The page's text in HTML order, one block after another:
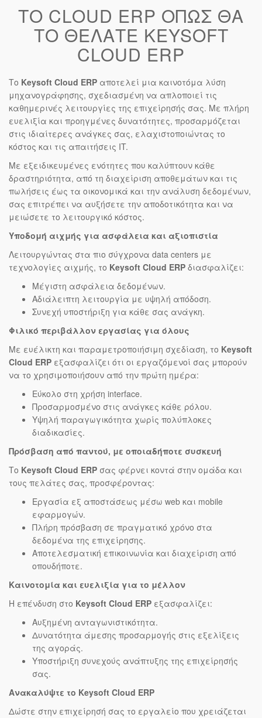
ΤΟ CLOUD ERP ΟΠΩΣ ΘΑ
ΤΟ ΘΕΛΑΤΕ KEYSOFT
CLOUD ERP
Το Keysoft Cloud ERP αποτελεί μια καινοτόμα λύση
μηχανογράφησης, σχεδιασμένη να απλοποιεί τις
καθημερινές λειτουργίες της επιχείρησής σας. Με πλήρη
ευελιξία και προηγμένες δυνατότητες, προσαρμόζεται
στις ιδιαίτερες ανάγκες σας, ελαχιστοποιώντας το
κόστος και τις απαιτήσεις IT.
Με εξειδικευμένες ενότητες που καλύπτουν κάθε
δραστηριότητα, από τη διαχείριση αποθεμάτων και τις
πωλήσεις έως τα οικονομικά και την ανάλυση δεδομένων,
σας επιτρέπει να αυξήσετε την αποδοτικότητα και να
μειώσετε το λειτουργικό κόστος.
Υποδομή αιχμής για ασφάλεια και αξιοπιστία
Λειτουργώντας στα πιο σύγχρονα data centers με
τεχνολογίες αιχμής, το Keysoft Cloud ERP διασφαλίζει:
Μέγιστη ασφάλεια δεδομένων.
Αδιάλειπτη λειτουργία με υψηλή απόδοση.
Συνεχή υποστήριξη για κάθε σας ανάγκη.
Φιλικό περιβάλλον εργασίας για όλους
Με ευέλικτη και παραμετροποιήσιμη σχεδίαση, το Keysoft
Cloud ERP εξασφαλίζει ότι οι εργαζόμενοί σας μπορούν
να το χρησιμοποιήσουν από την πρώτη ημέρα:
Εύκολο στη χρήση interface.
Προσαρμοσμένο στις ανάγκες κάθε ρόλου.
Υψηλή παραγωγικότητα χωρίς πολύπλοκες
διαδικασίες.
Πρόσβαση από παντού, με οποιαδήποτε συσκευή
Το Keysoft Cloud ERP σας φέρνει κοντά στην ομάδα και
τους πελάτες σας, προσφέροντας:
Εργασία εξ αποστάσεως μέσω web και mobile
εφαρμογών.
Πλήρη πρόσβαση σε πραγματικό χρόνο στα
δεδομένα της επιχείρησης.
Αποτελεσματική επικοινωνία και διαχείριση από
οπουδήποτε.
Καινοτομία και ευελιξία για το μέλλον
Η επένδυση στο Keysoft Cloud ERP εξασφαλίζει:
Αυξημένη ανταγωνιστικότητα.
Δυνατότητα άμεσης προσαρμογής στις εξελίξεις
της αγοράς.
Υποστήριξη συνεχούς ανάπτυξης της επιχείρησής
σας.
Ανακαλύψτε το Keysoft Cloud ERP
Δώστε στην επιχείρησή σας το εργαλείο που χρειάζεται